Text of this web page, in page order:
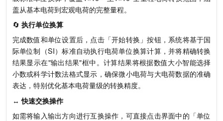
盖从基本电荷到宏观电荷的完整量程。
🔄 执行单位换算
完成数值和单位设置后，点击「开始转换」按钮，系统将基于国
际单位制（SI）标准自动执行电荷单位换算计算，并将精确转换
结果显示在"输出结果"框中。计算结果将根据数值大小智能选择
小数或科学计数法格式显示，确保微小电荷与大电荷数据的准确
表达，特别优化基本电荷量级的转换精度。
↔️快速交换操作
如需将输入输出方向进行互换操作，可直接点击界面中的「单位